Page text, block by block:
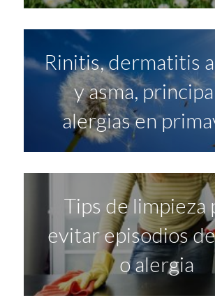
Rinitis, dermatitis
y asma,
alergias en
Tips de limpieza
evitar episodios
o alergia